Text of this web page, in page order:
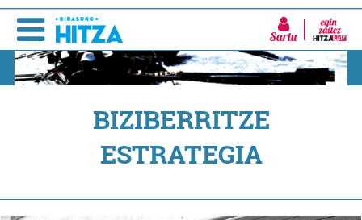
Sartu
BIZIBERRITZE
ESTRATEGIA